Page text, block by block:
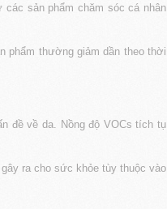
sản phẩm chăm sóc cá nhân
phẩm thường giảm dần theo thời
đề về da. Nồng độ VOCs tích tụ
ra cho sức khỏe tùy thuộc vào